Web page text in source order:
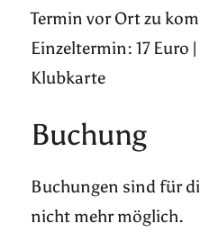
Termin vor Ort zu
Einzeltermin: 17 Euro
Klubkarte
Buchung
Buchungen sind für
nicht mehr möglich.